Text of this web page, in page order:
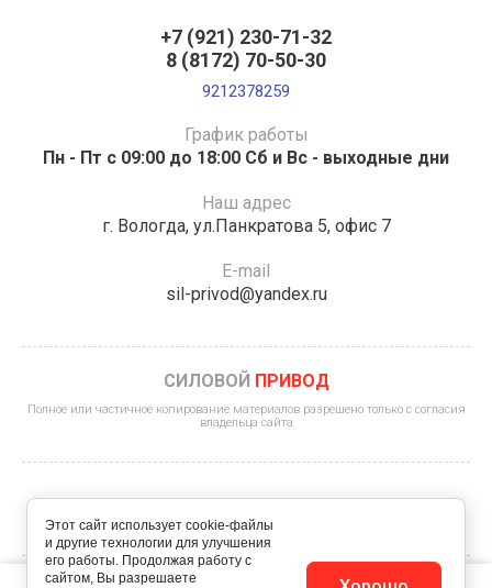
+7 (921) 230-71-32
8 (8172) 70-50-30
9212378259
График работы
Пн - Пт с 09:00 до 18:00 Сб и Вс - выходные дни
Наш адрес
г. Вологда, ул.Панкратова 5, офис 7
E-mail
sil-privod@yandex.ru
СИЛОВОЙ ПРИВОД
Полное или частичное копирование материалов разрешено только с согласия
владельца сайта
Этот сайт использует файлы cookie и метаданные. Продолжая
Этот сайт использует cookie-файлы
и другие технологии для улучшения
его работы. Продолжая работу с
сайтом, Вы разрешаете